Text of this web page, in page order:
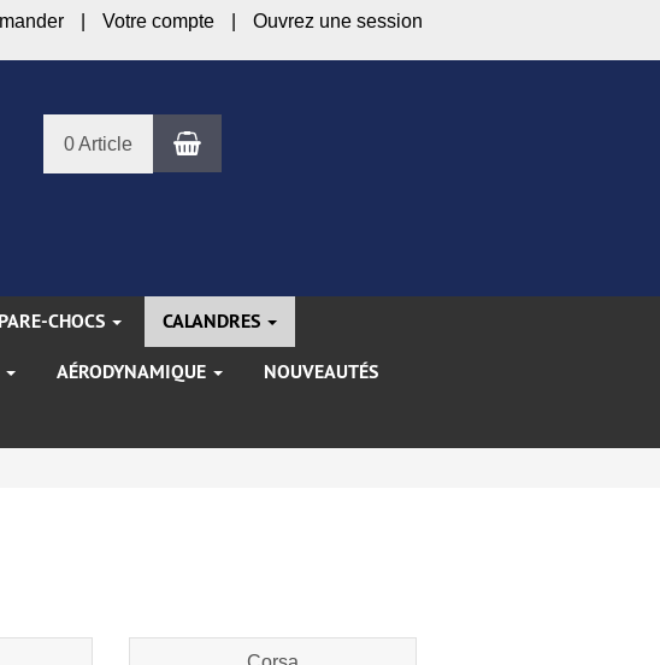
Votre compte Ouvrez une session
0 Article Panier
PARE-CHOCS
CALANDRES
AÉRODYNAMIQUE
NOUVEAUTÉS